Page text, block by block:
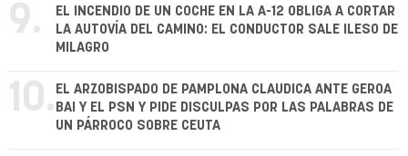
9.
EL INCENDIO DE UN COCHE EN LA A-12 OBLIGA A CORTAR
LA AUTOVÍA DEL CAMINO: EL CONDUCTOR SALE ILESO DE
MILAGRO
10. EL ARZOBISPADO DE PAMPLONA CLAUDICA ANTE GEROA
BAI Y EL PSN Y PIDE DISCULPAS POR LAS PALABRAS DE
UN PÁRROCO SOBRE CEUTA